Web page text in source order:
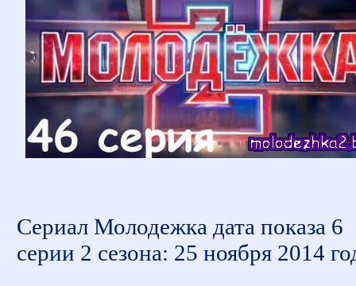
Сериал Молодежка дата показа 6
серии 2 сезона: 25 ноября 2014